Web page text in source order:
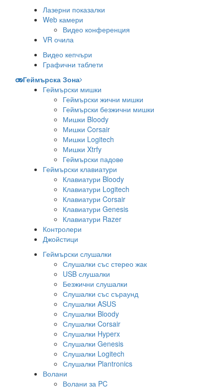
Лазерни показалки
Web камери
Видео конференция
VR очила
Видео кепчъри
Графични таблети
Геймърска Зона
Геймърски мишки
Геймърски жични мишки
Геймърски безжични мишки
Мишки Bloody
Мишки Corsair
Мишки Logitech
Мишки Xtrfy
Геймърски падове
Геймърски клавиатури
Клавиатури Bloody
Клавиатури Logitech
Клавиатури Corsair
Клавиатури Genesis
Клавиатури Razer
Контролери
Джойстици
Геймърски слушалки
Слушалки със стерео жак
USB слушалки
Безжични слушалки
Слушалки със съраунд
Слушалки ASUS
Слушалки Bloody
Слушалки Corsair
Слушалки Hyperx
Слушалки Genesis
Слушалки Logitech
Слушалки Plantronics
Волани
Волани за PC